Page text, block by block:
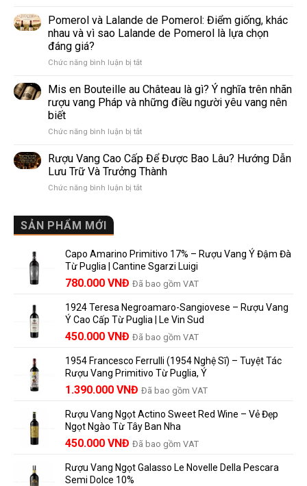
vang
phổ
thế
Sparkling
Wine
Nhau
Thế
Nào?
10
So
Dễ
Hiểu
Người
Pomerol và Lalande de Pomerol: Điểm giống, khác
nhau và vì sao Lalande de Pomerol là lựa chọn
đáng giá?
Chức năng bình luận bị tắtở
và
Lalande
de
Điểm
khác
nhau
và
vì
lựa
chọn
đáng
Mis en Bouteille au Château là gì? Ý nghĩa trên nhãn
rượu vang Pháp và những điều người yêu vang nên
biết
Chức năng bình luận bị tắtở
en
Bouteille
au
Château
nhãn
rượu
vang
và
những
người
vang
nên
biết
Rượu Vang Cao Cấp Để Được Bao Lâu? Hướng Dẫn
Lưu Trữ Và Trưởng Thành
Chức năng bình luận bị tắtở
Được
Bao
Lâu?
Hướng
Lưu
Trữ
Và
Thành
SẢN PHẨM MỚI
Capo Amarino Primitivo 17% – Rượu Vang Ý Đậm Đà
Từ Puglia | Cantine Sgarzi Luigi
Giá
là:
858.000 VNĐ.
780.000 VNĐ Giá
tại
là:
780.000 VNĐ.
Đã bao gồm VAT
1924 Teresa Negroamaro-Sangiovese – Rượu Vang
Ý Cao Cấp Từ Puglia | Le Vin Sud
Giá
là:
495.000 VNĐ.
450.000 VNĐ Giá
tại
là:
450.000 VNĐ.
Đã bao gồm VAT
1954 Francesco Ferrulli (1954 Nghệ Sĩ) – Tuyệt Tác
Rượu Vang Primitivo Từ Puglia, Ý
Giá
là:
1.529.000 VNĐ.
1.390.000 VNĐ Giá
tại
là:
1.390.000 VNĐ.
Đã bao gồm VAT
Rượu Vang Ngọt Actino Sweet Red Wine – Vẻ Đẹp
Ngọt Ngào Từ Tây Ban Nha
450.000 VNĐ Đã bao gồm VAT
Rượu Vang Ngọt Galasso Le Novelle Della Pescara
Semi Dolce 10%